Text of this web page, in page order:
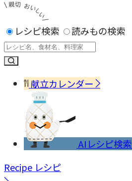
レシピ検索 読みもの検索
献立カレンダー
AIレシピ検索
Recipe レシピ